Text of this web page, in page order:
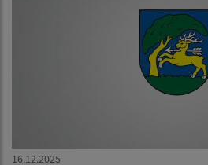
16.12.2025